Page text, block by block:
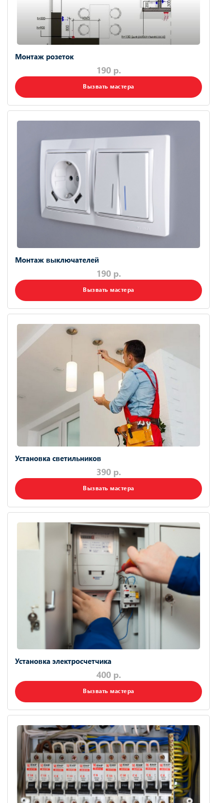
Монтаж розеток
190 р.
Вызвать мастера
Монтаж выключателей
190 р.
Вызвать мастера
Установка светильников
390 р.
Вызвать мастера
Установка электросчетчика
400 р.
Вызвать мастера